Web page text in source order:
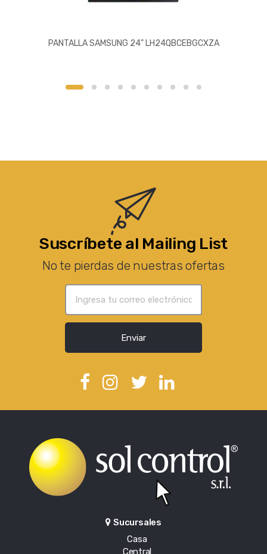
PANTALLA SAMSUNG 24" LH24QBCEBGCXZA
Suscríbete al Mailing List
No te pierdas de nuestras ofertas
Enviar
Sucursales
Casa
Central